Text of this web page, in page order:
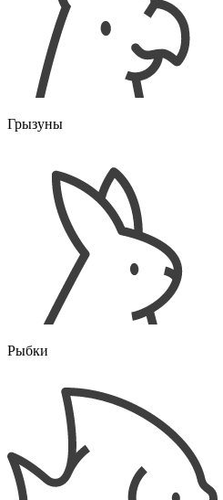
Грызуны
Рыбки